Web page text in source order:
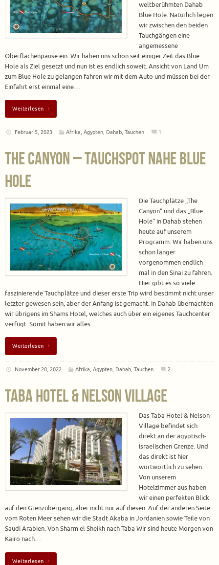
weltberühmten Dahab
Blue Hole. Natürlich legen
wir zwischen den beiden
Tauchgängen eine
angemessene
Oberflächenpause ein. Wir haben uns schon seit einiger Zeit das Blue
Hole als Ziel gesetzt und nun ist es endlich soweit. Ansicht von Land Um
zum Blue Hole zu gelangen fahren wir mit dem Auto und müssen bei der
Einfahrt erst einmal eine…
Weiterlesen
Februar 5, 2023 Afrika ,Ägypten Dahab ,Tauchen 1
The Canyon – Tauchspot nahe Blue
Hole
Die Tauchplätze „The
Canyon“ und das „Blue
Hole“ in Dahab stehen
heute auf unserem
Programm. Wir haben uns
schon länger
vorgenommen endlich
mal in den Sinai zu fahren.
Hier gibt es so viele
faszinierende Tauchplätze und dieser erste Trip wird bestimmt nicht unser
letzter gewesen sein, aber der Anfang ist gemacht. In Dahab übernachten
wir übrigens im Shams Hotel, welches auch über ein eigenes Tauchcenter
verfügt. Somit haben wir alles…
Weiterlesen
November 20, 2022 Afrika,Ägypten, Dahab,Tauchen 2
Taba Hotel & Nelson Village
Das Taba Hotel & Nelson
Village befindet sich
direkt an der ägyptisch-
israelischen Grenze. Und
das direkt ist hier
wortwörtlich zu sehen.
Von unserem
Hotelzimmer aus haben
wir einen perfekten Blick
auf den Grenzübergang, aber nicht nur auf diesen. Auf der anderen Seite
vom Roten Meer sehen wir die Stadt Akaba in Jordanien sowie Teile von
Saudi Arabien. Von Sharm el Sheikh nach Taba Wir sind heute Morgen von
Kairo nach…
Weiterlesen